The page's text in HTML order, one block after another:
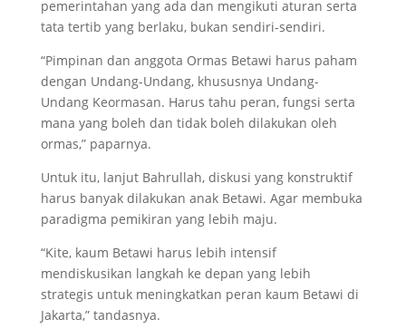
pemerintahan yang ada dan mengikuti aturan serta
tata tertib yang berlaku, bukan sendiri-sendiri.
“Pimpinan dan anggota Ormas Betawi harus paham
dengan Undang-Undang, khususnya Undang-
Undang Keormasan. Harus tahu peran, fungsi serta
mana yang boleh dan tidak boleh dilakukan oleh
ormas,” paparnya.
Untuk itu, lanjut Bahrullah, diskusi yang konstruktif
harus banyak dilakukan anak Betawi. Agar membuka
paradigma pemikiran yang lebih maju.
“Kite, kaum Betawi harus lebih intensif
mendiskusikan langkah ke depan yang lebih
strategis untuk meningkatkan peran kaum Betawi di
Jakarta,” tandasnya.